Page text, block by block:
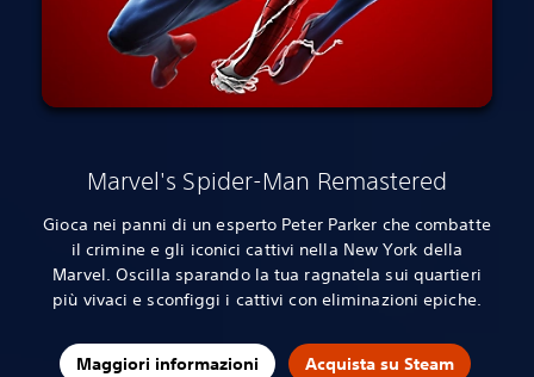
Marvel's Spider-Man Remastered
Gioca nei panni di un esperto Peter Parker che combatte
il crimine e gli iconici cattivi nella New York della
Marvel. Oscilla sparando la tua ragnatela sui quartieri
più vivaci e sconfiggi i cattivi con eliminazioni epiche.
Maggiori informazioni Acquista su Steam